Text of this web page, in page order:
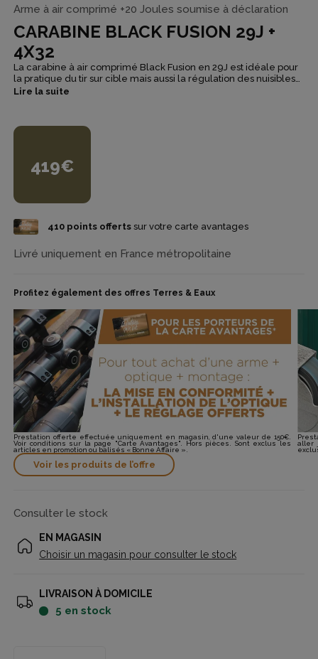
Arme à air comprimé +20 Joules soumise à déclaration
CARABINE BLACK FUSION 29J +
4X32
La carabine à air comprimé Black Fusion en 29J est idéale pour
la pratique du tir sur cible mais aussi la régulation des nuisibles
tels que les rats ou pigeons. La carabine Black Fusion est
plus de confort et de discrétion lors de vos tirs.
Lire la suite
419€
410points offertssur votre carte avantages
Livré uniquement en France métropolitaine
Profitez également des offres Terres & Eaux
Prestation offerte effectuée uniquement en magasin, d'une valeur de 150€.
Voir conditions sur la page "Carte Avantages". Hors pièces. Sont exclus les
articles en promotion ou balisés « Bonne Affaire ».
Voir les produits de l’offre
aller
Consulter le stock
EN MAGASIN
Choisir un magasin pour consulter le stock
LIVRAISON À DOMICILE
5 en stock